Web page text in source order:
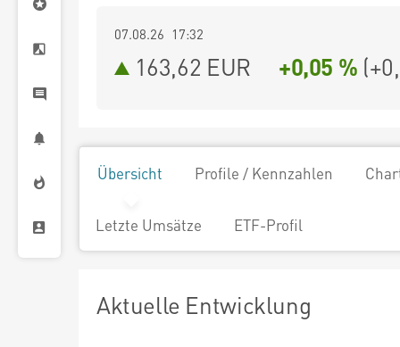
07.08.26 17:32
163,62 EUR +0,05 % (
Übersicht Profile / Kennzahlen
Letzte Umsätze ETF-Profil
Aktuelle Entwicklung